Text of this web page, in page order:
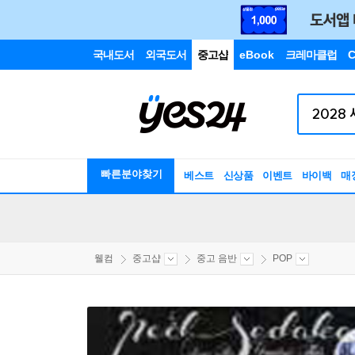
국내도서 외국도서 중고샵 eBook 크레마클럽
빠른분야찾기 베스트 신상품 이벤트 바이백 매
웰컴 중고샵 중고 음반 POP